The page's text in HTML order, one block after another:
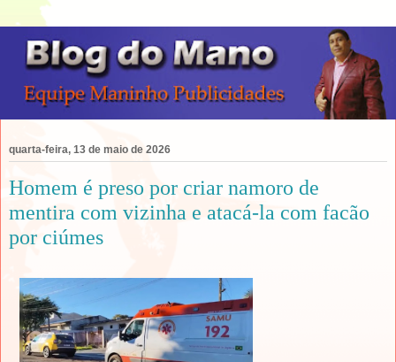
quarta-feira, 13 de maio de 2026
Homem é preso por criar namoro de
mentira com vizinha e atacá-la com facão
por ciúmes